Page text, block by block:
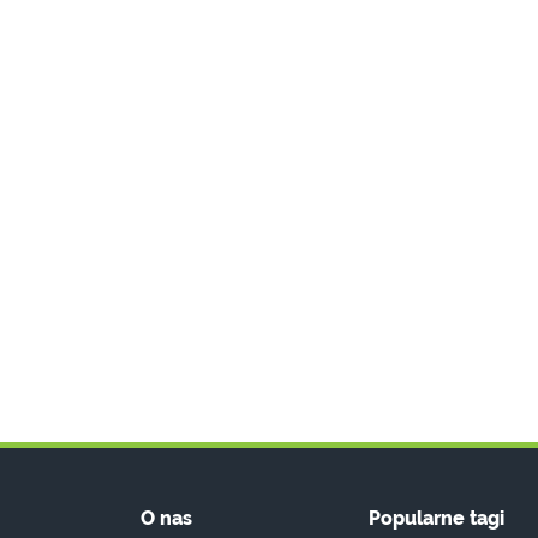
O nas Popularne tagi